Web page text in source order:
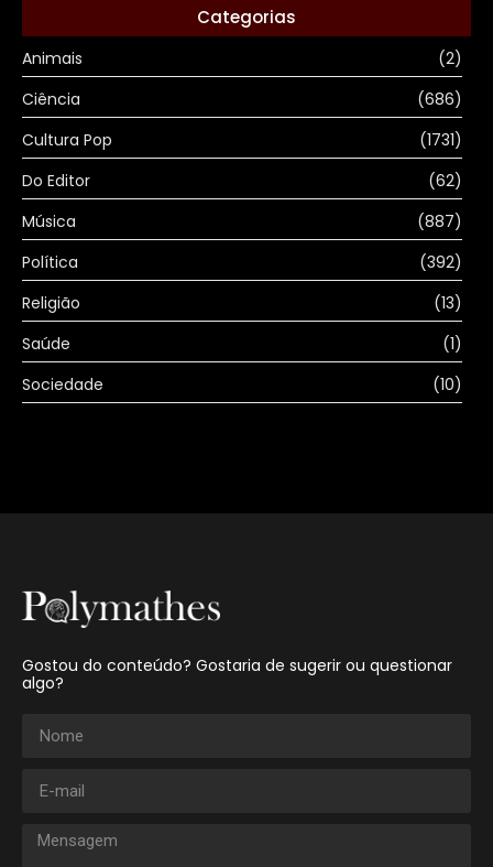
Categorias
Animais
(2)
Ciência
(686)
Cultura Pop
(1731)
Do Editor
(62)
Música
(887)
Política
(392)
Religião
(13)
Saúde
(1)
Sociedade
(10)
Gostou do conteúdo? Gostaria de sugerir ou questionar
algo?